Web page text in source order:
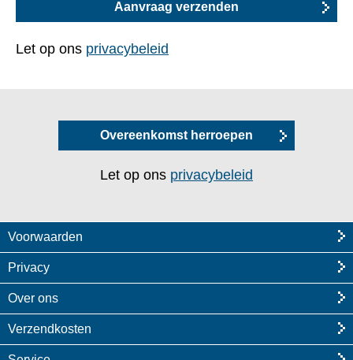
Let op ons privacybeleid
Overeenkomst herroepen
Let op ons privacybeleid
Voorwaarden
Privacy
Over ons
Verzendkosten